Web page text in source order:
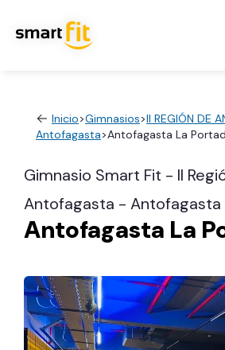
Inicio>Gimnasios>II REGIÓN DE
Antofagasta>Antofagasta La
Gimnasio Smart Fit - II
Antofagasta - Antofagasta
Antofagasta La